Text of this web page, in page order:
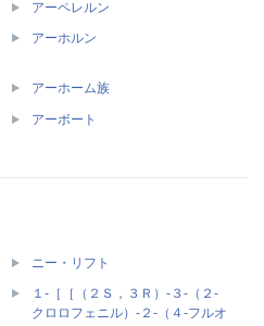
アーペレルン
アーホルン
アーホーム族
アーボート
ニー・リフト
１‐［［（２Ｓ，３Ｒ）‐３‐（２‐
クロロフェニル）‐２‐（４‐フルオ